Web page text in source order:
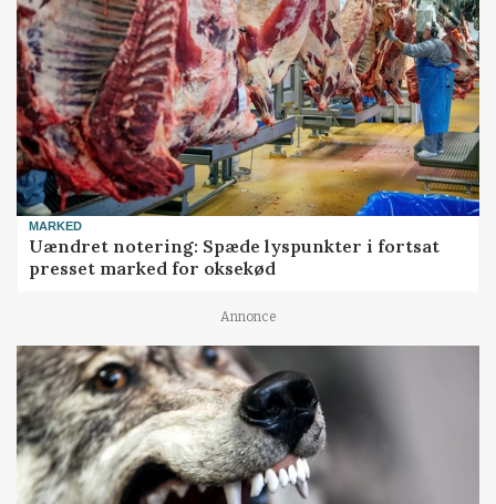
MARKED
Uændret notering: Spæde lyspunkter i fortsat
presset marked for oksekød
Annonce